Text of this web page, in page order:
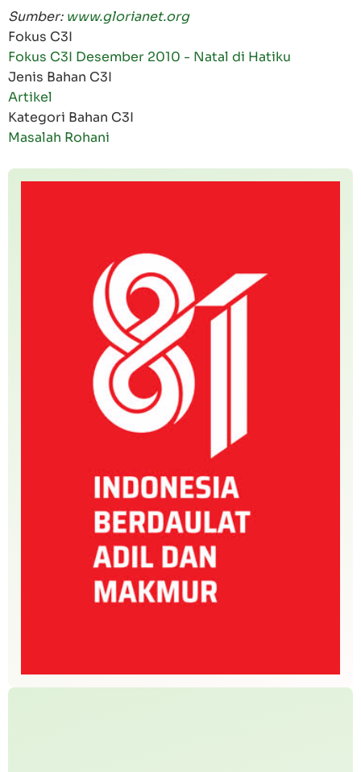
Sumber: www.glorianet.org
Fokus C3I
Fokus C3I Desember 2010 - Natal di Hatiku
Jenis Bahan C3I
Artikel
Kategori Bahan C3I
Masalah Rohani